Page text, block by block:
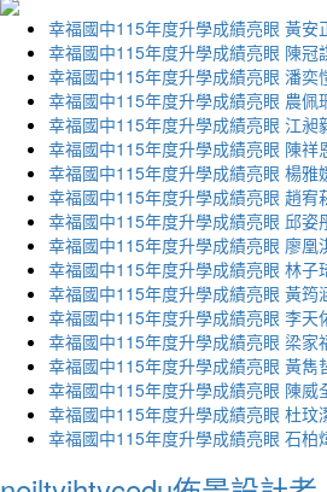
幸福國中115年度升學成績亮眼 黃安
幸福國中115年度升學成績亮眼 陳
幸福國中115年度升學成績亮眼 潘奕
幸福國中115年度升學成績亮眼 農
幸福國中115年度升學成績亮眼 江
幸福國中115年度升學成績亮眼 陳
幸福國中115年度升學成績亮眼 楊
幸福國中115年度升學成績亮眼 趙
幸福國中115年度升學成績亮眼 邱
幸福國中115年度升學成績亮眼 廖
幸福國中115年度升學成績亮眼 林
幸福國中115年度升學成績亮眼 黃筠
幸福國中115年度升學成績亮眼 李
幸福國中115年度升學成績亮眼 梁
幸福國中115年度升學成績亮眼 黃
幸福國中115年度升學成績亮眼 陳
幸福國中115年度升學成績亮眼 杜
幸福國中115年度升學成績亮眼 石